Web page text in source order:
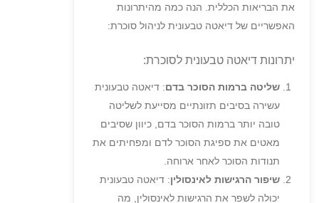
את הבריאות הכללית. הנה כמה מהיתרונות
האפשריים של דיאטה טבעונית לניהול סוכרת:
יתרונות דיאטה טבעונית לסוכרת:
שליטה ברמות הסוכר בדם: דיאטה טבעונית
עשירה בסיבים תזונתיים מסייעת לשליטה
טובה יותר ברמות הסוכר בדם, כיוון שסיבים
מאטים את ספיגת הסוכר לדם ומפחיתים את
תנודות הסוכר לאחר ארוחה.
שיפור הרגישות לאינסולין: דיאטה טבעונית
יכולה לשפר את הרגישות לאינסולין, מה